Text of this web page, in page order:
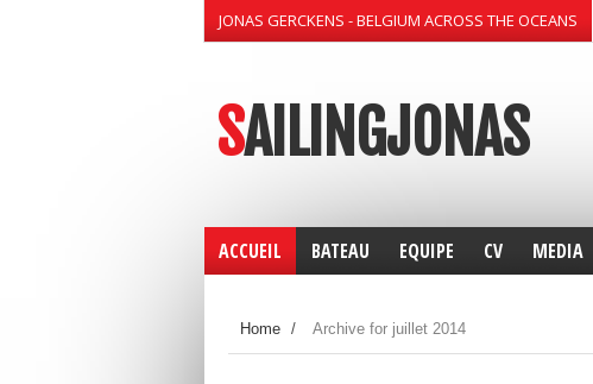
JONAS GERCKENS - BELGIUM ACROSS THE OCEANS
SAILINGJONAS
ACCUEIL BATEAU EQUIPE CV MEDIA
Home / Archive for juillet 2014